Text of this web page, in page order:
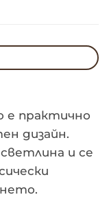
е практично
дизайн.
и се